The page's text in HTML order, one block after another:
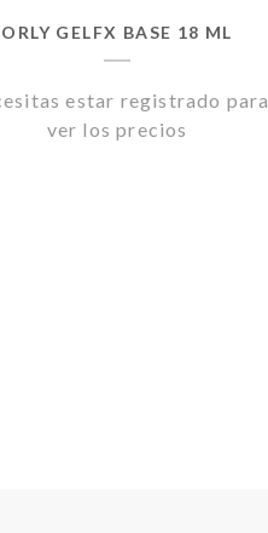
ORLY GELFX BASE 18 ML
estar registrado para
ver los precios